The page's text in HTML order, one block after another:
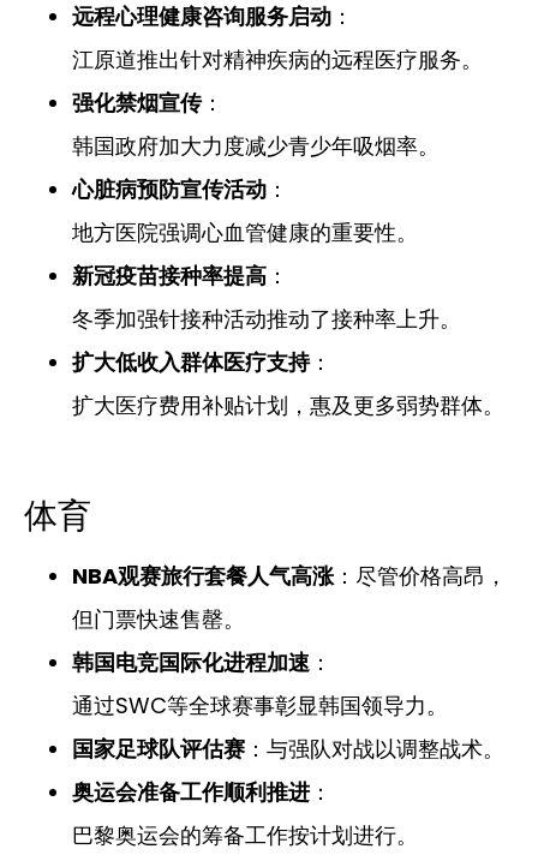
远程心理健康咨询服务启动 ：
江原道推出针对精神疾病的远程医疗服务。
强化禁烟宣传：
韩国政府加大力度减少青少年吸烟率。
心脏病预防宣传活动 ：
地方医院强调心血管健康的重要性。
新冠疫苗接种率提高 ：
冬季加强针接种活动推动了接种率上升。
扩大低收入群体医疗支持：
扩大医疗费用补贴计划，惠及更多弱势群体。
体育
NBA观赛旅行套餐人气高涨：尽管价格高昂，
但门票快速售罄。
韩国电竞国际化进程加速 ：
通过SWC等全球赛事彰显韩国领导力。
国家足球队评估赛 ：与强队对战以调整战术。
奥运会准备工作顺利推进 ：
巴黎奥运会的筹备工作按计划进行。